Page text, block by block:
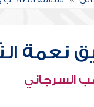
نعمة
السرجاني